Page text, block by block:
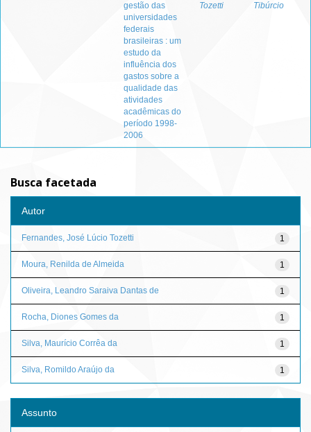
gestão das
universidades
federais
brasileiras : um
estudo da
influência dos
gastos sobre a
qualidade das
atividades
acadêmicas do
período 1998-
2006
Tozetti
Tibúrcio
Busca facetada
Autor
1
Fernandes, José Lúcio Tozetti
1
Moura, Renilda de Almeida
1
Oliveira, Leandro Saraiva Dantas de
1
Rocha, Diones Gomes da
1
Silva, Maurício Corrêa da
1
Silva, Romildo Araújo da
Assunto